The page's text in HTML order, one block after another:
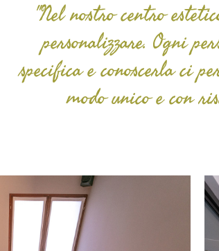
"Nel nostro centro
personalizzare. Ogni
specifica e conoscerla ci
modo unico e con